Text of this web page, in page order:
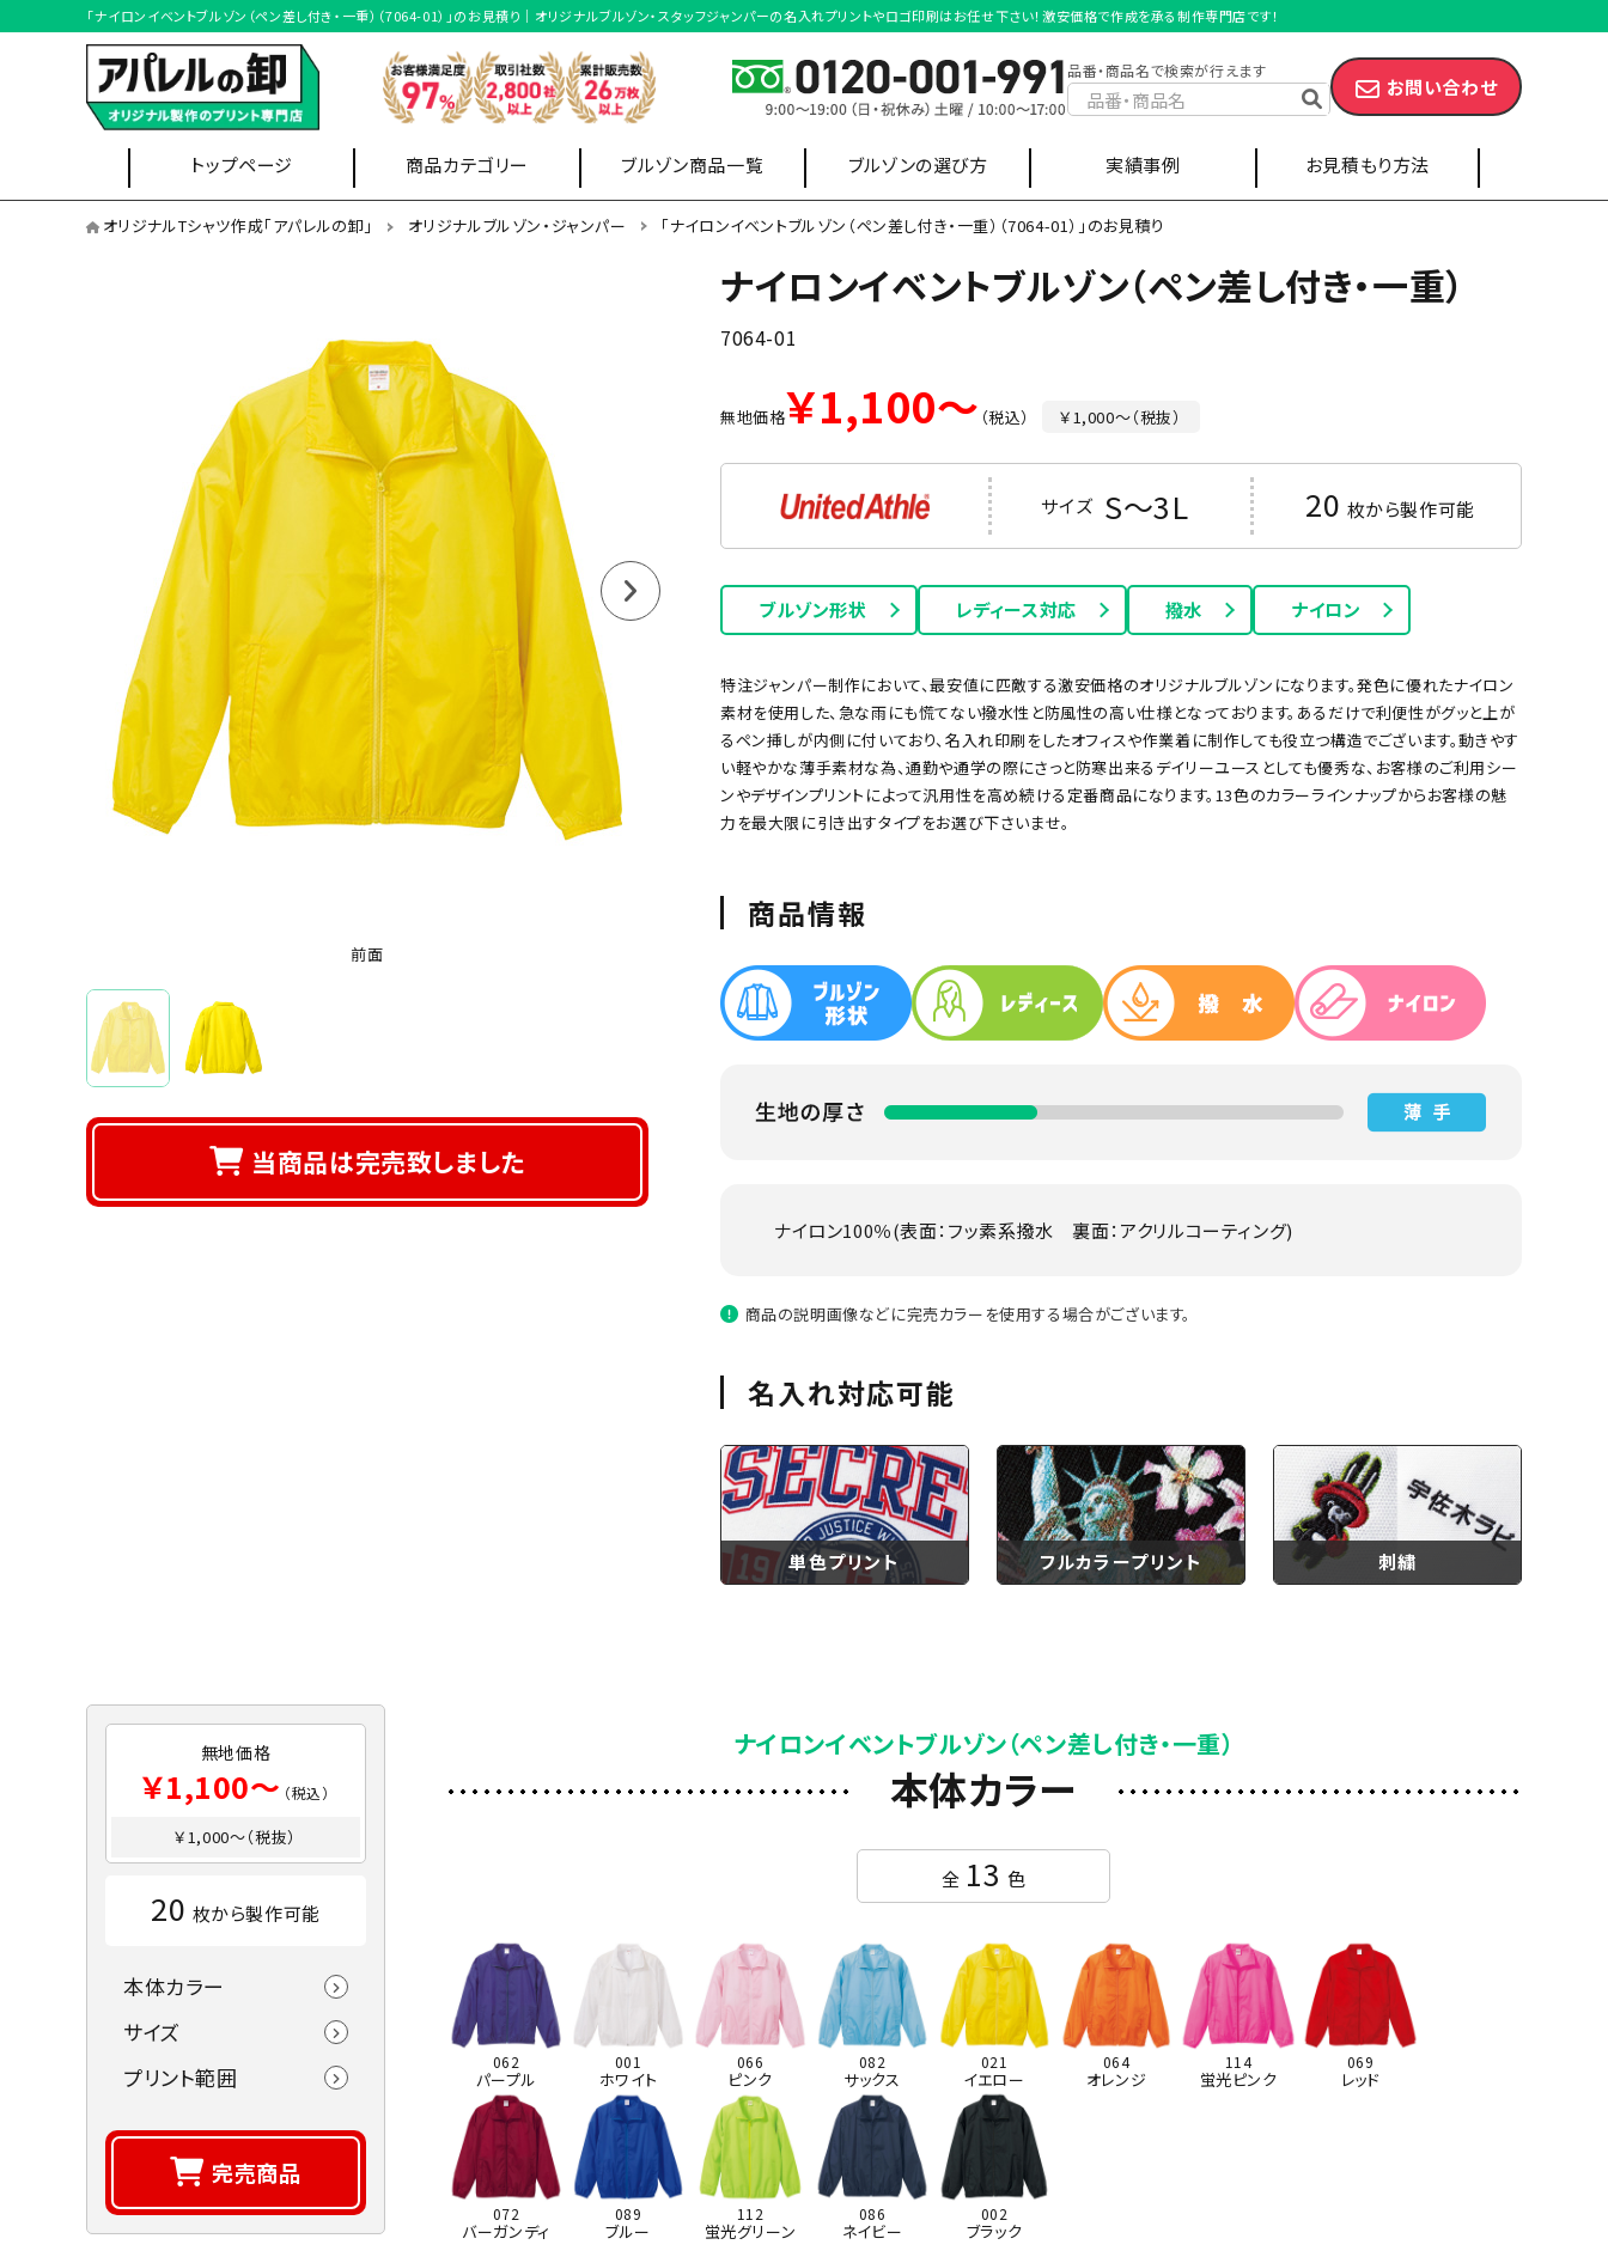
「ナイロンイベントブルゾン（ペン差し付き・一重）（7064-01）」のお見積り｜オリジナルブルゾン・スタッフジャンパーの名入れプリントやロゴ印刷はお任せ下さい！激安価格で作成を承る制作専門店です！
品番・商品名で検索が行えます
お問い合わせ
トップページ 商品カテゴリー
スウェット・
パーカー
ブルゾン商品一覧
ブルゾンの選び方
選挙 スポーツ
オリジナルブルゾンを形状から選ぶ
ブルゾン形状 ハーフ丈形状
オリジナルブルゾンを本体カラーから選ぶ
ホワイト レッド ブルー グリーン オレンジ ピンク サックス イエロー 蛍光色
特集から選ぶ 薄手ブルゾン 厚手ブルゾン
ブランドから選ぶ
実績事例 お見積もり方法
オリジナルTシャツ作成「アパレルの卸」 オリジナルブルゾン・ジャンパー 「ナイロンイベントブルゾン（ペン差し付き・一重）（7064-01）」のお見積り
前面
当商品は完売致しました
ナイロンイベントブルゾン（ペン差し付き・一重）
7064-01
無地価格￥1,100～ （税込） ￥1,000～（税抜）
サイズ S～3L 20 枚から製作可能
ブルゾン形状 レディース対応 撥水 ナイロン
特注ジャンパー制作において、最安値に匹敵する激安価格のオリジナルブルゾンになります。発色に優れたナイロン
素材を使用した、急な雨にも慌てない撥水性と防風性の高い仕様となっております。あるだけで利便性がグッと上が
るペン挿しが内側に付いており、名入れ印刷をしたオフィスや作業着に制作しても役立つ構造でございます。動きやす
い軽やかな薄手素材な為、通勤や通学の際にさっと防寒出来るデイリーユースとしても優秀な、お客様のご利用シー
ンやデザインプリントによって汎用性を高め続ける定番商品になります。13色のカラーラインナップからお客様の魅
力を最大限に引き出すタイプをお選び下さいませ。
商品情報
ナイロン100％(表面：フッ素系撥水 裏面：アクリルコーティング)
商品の説明画像などに完売カラーを使用する場合がございます。
名入れ対応可能
単色プリント フルカラープリント 刺繍
無地価格
￥1,100～ （税込）
￥1,000～（税抜）
20 枚から製作可能
本体カラー
サイズ
プリント範囲
完売商品
ナイロンイベントブルゾン（ペン差し付き・一重）
本体カラー
全 13 色
062
パープル
001
ホワイト
066
ピンク
082
サックス
021
イエロー
064
オレンジ
114
蛍光ピンク
069
レッド
072
バーガンディ
089
ブルー
112
蛍光グリーン
086
ネイビー
002
ブラック